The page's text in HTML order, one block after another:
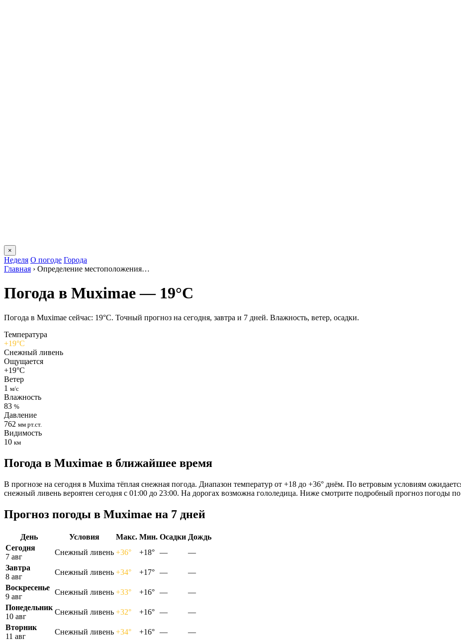
×
Неделя О погоде Города
Главная › Определение местоположения…
Погода в Muximaе — 19°C
Погода в Muximaе сейчас: 19°C. Точный прогноз на сегодня, завтра и 7 дней. Влажность, ветер, осадки.
Температура
+19°C
Снежный ливень
Ощущается
+19°C
Ветер
1 м/с
Влажность
83 %
Давление
762 мм рт.ст.
Видимость
10 км
Погода в Muximaе в ближайшее время
В прогнозе на сегодня в Muxima тёплая снежная погода. Диапазон температур от +18 до +36° днём. По ветровым условиям
снежный ливень вероятен сегодня с 01:00 до 23:00. На дорогах возможна гололедица. Ниже смотрите подробный прогноз погоды по
Прогноз погоды в Muximaе на 7 дней
День Условия Макс. Мин. Осадки Дождь
Сегодня
7 авг
Снежный ливень +36° +18° —
—
Завтра
8 авг
Снежный ливень +34° +17° —
—
Воскресенье
9 авг
Снежный ливень +33° +16° —
—
Понедельник
10 авг
Снежный ливень +32° +16° —
—
Вторник
11 авг
Снежный ливень +34° +16° — —